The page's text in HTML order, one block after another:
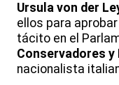
Ursula von der
ellos para
tácito en el
Conservadores
nacionalista